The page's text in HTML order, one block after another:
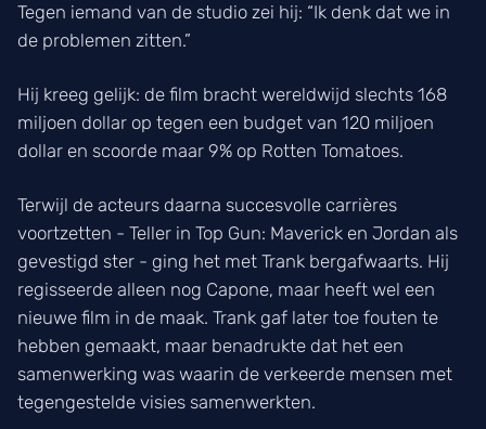
Tegen iemand van de studio zei hij: “Ik denk dat we in
de problemen zitten.”
Hij kreeg gelijk: de film bracht wereldwijd slechts 168
miljoen dollar op tegen een budget van 120 miljoen
dollar en scoorde maar 9% op Rotten Tomatoes.
Terwijl de acteurs daarna succesvolle carrières
voortzetten - Teller in Top Gun: Maverick en Jordan als
gevestigd ster - ging het met Trank bergafwaarts. Hij
regisseerde alleen nog Capone, maar heeft wel een
nieuwe film in de maak. Trank gaf later toe fouten te
hebben gemaakt, maar benadrukte dat het een
samenwerking was waarin de verkeerde mensen met
tegengestelde visies samenwerkten.